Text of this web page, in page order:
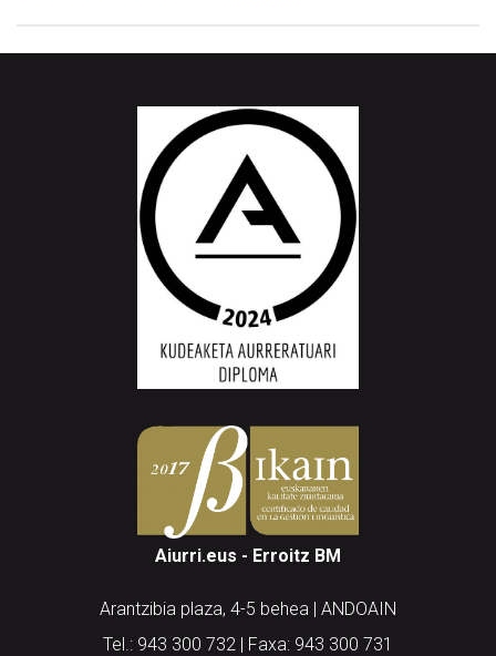
Aiurri.eus - Erroitz BM
Arantzibia plaza, 4-5 behea | ANDOAIN
Tel.: 943 300 732 | Faxa: 943 300 731